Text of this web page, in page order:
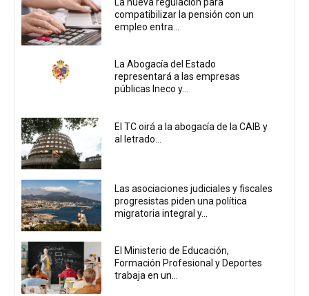
La nueva regulación para
compatibilizar la pensión con un
empleo entra...
La Abogacía del Estado
representará a las empresas
públicas Ineco y...
El TC oirá a la abogacía de la CAIB y
al letrado...
Las asociaciones judiciales y fiscales
progresistas piden una política
migratoria integral y...
El Ministerio de Educación,
Formación Profesional y Deportes
trabaja en un...